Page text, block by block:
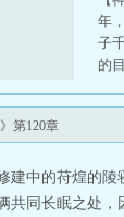
年
子
的
敢
骗
苻
第120章
建中的苻煌的陵
共同长眠之处